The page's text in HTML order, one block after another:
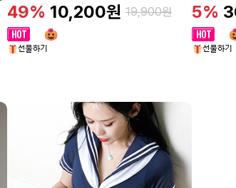
49% 10,200원 19,900원 5%